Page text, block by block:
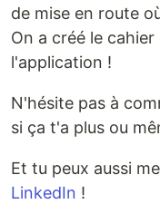
de mise en route
On a créé le
l'application !
N'hésite pas à
si ça t'a plus ou
Et tu peux aussi
LinkedIn !